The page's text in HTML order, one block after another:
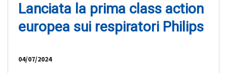
Lanciata la prima class action
europea sui respiratori Philips
04/07/2024